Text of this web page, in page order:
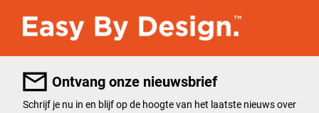
Ontvang onze nieuwsbrief
Schrijf je nu in en blijf op de hoogte van het laatste nieuws over